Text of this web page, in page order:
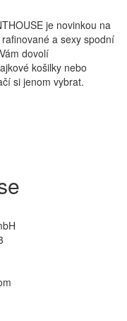
je novinkou na
a sexy spodní
dovolí
košilky nebo
si jenom vybrat.